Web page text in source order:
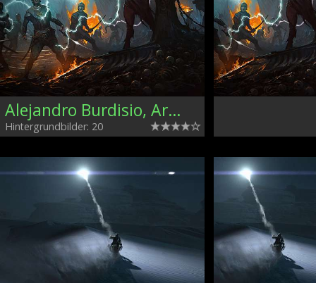
Alejandro Burdisio, Argentina
Hintergrundbilder: 20